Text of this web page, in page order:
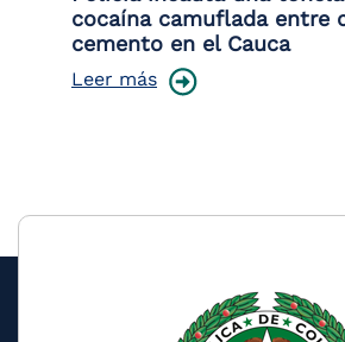
cocaína camuflada entre
cemento en el Cauca
Leer más